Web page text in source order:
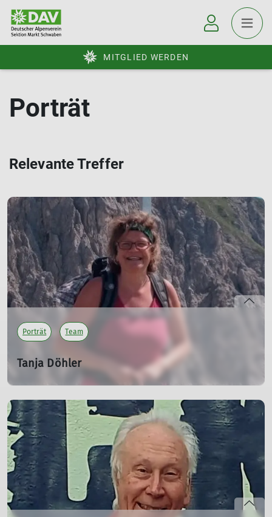
MITGLIED WERDEN
Porträt
Relevante Treffer
Porträt Team
Tanja Döhler
Touren- und Ausbildungsreferentin
Tanja koordiniert das Touren- und Ausbildungsangebot
unserer Sektion. Sie fördert den Austausch zwischen
Tourenleitern, Trainern und Organisatoren und
unterstützt die Weiterentwicklung unseres Programms.
mehr erfahren